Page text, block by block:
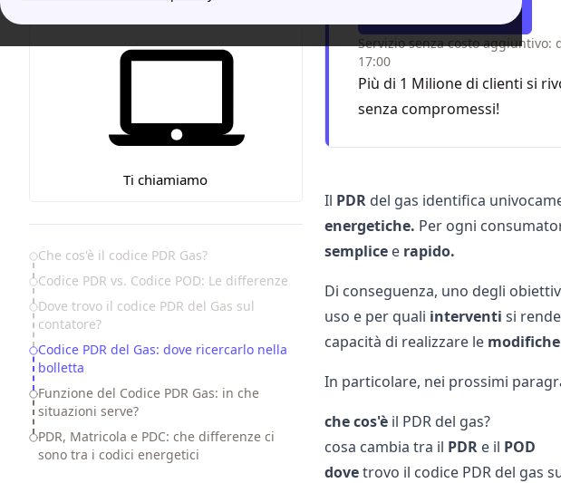
Ti chiamiamo
Table of Contents
Che cos'è il codice PDR Gas?
Codice PDR vs. Codice POD: Le differenze
Dove trovo il codice PDR del Gas sul
contatore?
Codice PDR del Gas: dove ricercarlo nella
bolletta
Funzione del Codice PDR Gas: in che
situazioni serve?
PDR, Matricola e PDC: che differenze ci
sono tra i codici energetici
Servizio senza costo aggiuntivo:
17:00
Più di 1 Milione di clienti si
senza compromessi!
Il PDRdel gas identifica
energetiche. Per ogni
semplicee rapido.
Di conseguenza, uno degli
uso e per quali interventi si
capacità di realizzare le modifiche
In particolare, nei prossimi
che cos'èil PDR del gas?
cosa cambia tra il PDRe il POD
dovetrovo il codice PDR del gas